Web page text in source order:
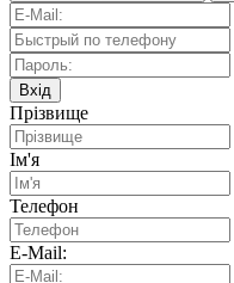
Вхід
Прізвище
Ім'я
Телефон
E-Mail: